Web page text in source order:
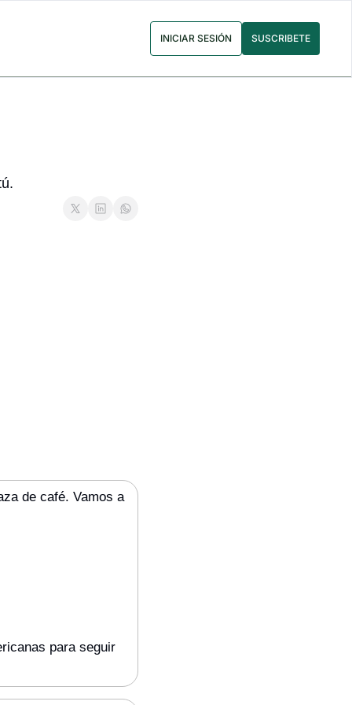
INICIAR SESIÓN SUSCRIBETE
de café. Vamos a
para seguir